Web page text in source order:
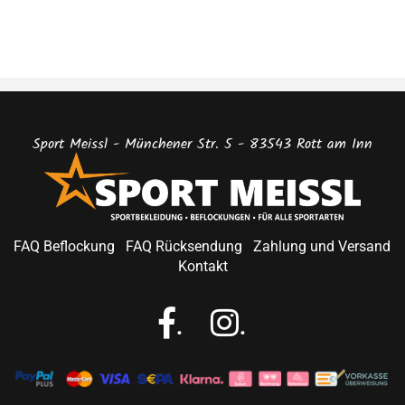
Sport Meissl - Münchener Str. 5 - 83543 Rott am Inn
FAQ Beflockung FAQ Rücksendung
Zahlung und Versand
Kontakt
. .